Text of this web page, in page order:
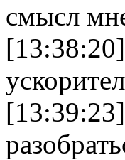
смысл